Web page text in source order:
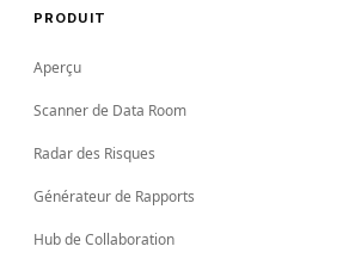
PRODUIT
Aperçu
Scanner de Data Room
Radar des Risques
Générateur de Rapports
Hub de Collaboration